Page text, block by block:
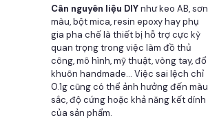
Cân nguyên liệu DIYnhư keo AB, sơn
màu, bột mica, resin epoxy hay phụ
gia pha chế là thiết bị hỗ trợ cực kỳ
quan trọng trong việc làm đồ thủ
công, mô hình, mỹ thuật, vòng tay, đổ
khuôn handmade… Việc sai lệch chỉ
0.1g cũng có thể ảnh hưởng đến màu
sắc, độ cứng hoặc khả năng kết dính
của sản phẩm.